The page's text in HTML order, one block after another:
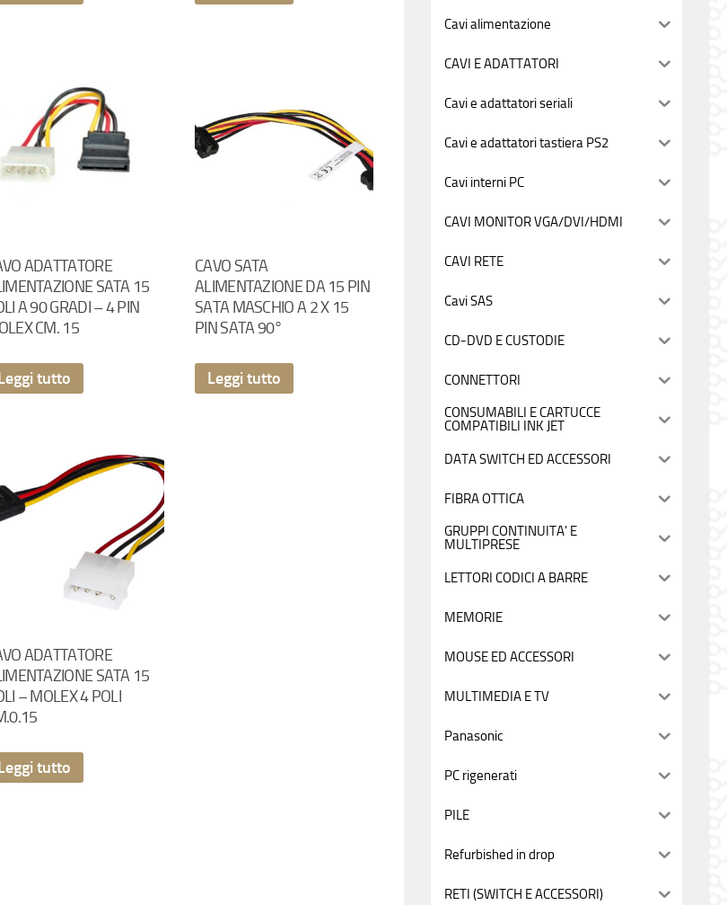
ADATTATORE
SATA 15
A 90 GRADI – 4 PIN
CM. 15
tutto
CAVO SATA
ALIMENTAZIONE DA 15 PIN
SATA MASCHIO A 2 X 15
PIN SATA 90°
Leggi tutto
ADATTATORE
SATA 15
– MOLEX 4 POLI
tutto
Cavi alimentazione
CAVI E ADATTATORI
Cavi e adattatori seriali
Cavi e adattatori tastiera PS2
Cavi interni PC
CAVI MONITOR VGA/DVI/HDMI
CAVI RETE
Cavi SAS
CD-DVD E CUSTODIE
CONNETTORI
CONSUMABILI E CARTUCCE
COMPATIBILI INK JET
DATA SWITCH ED ACCESSORI
FIBRA OTTICA
GRUPPI CONTINUITA' E
MULTIPRESE
LETTORI CODICI A BARRE
MEMORIE
MOUSE ED ACCESSORI
MULTIMEDIA E TV
Panasonic
PC rigenerati
PILE
Refurbished in drop
RETI (SWITCH E ACCESSORI)